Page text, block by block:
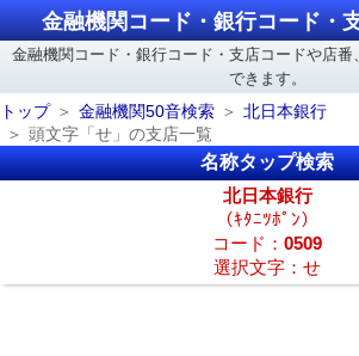
金融機関コード・銀行コード・
金融機関コード・銀行コード・支店コードや店
できます。
トップ
金融機関50音検索
北日本銀行
頭文字「せ」の支店一覧
名称タップ検索
北日本銀行
（ｷﾀﾆﾂﾎﾟﾝ）
コード： 0509
選択文字：せ